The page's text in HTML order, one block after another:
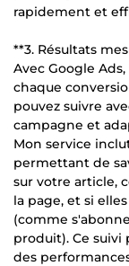
rapidement et
**3. Résultats
Avec Google
chaque
pouvez suivre
campagne et
Mon service
permettant de
sur votre article,
la page, et si
(comme
produit). Ce suivi
des